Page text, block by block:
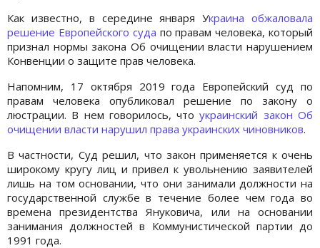
Как известно, в середине января Украина обжаловала
решение Европейского суда по правам человека, который
признал нормы закона Об очищении власти нарушением
Конвенции о защите прав человека.
Напомним, 17 октября 2019 года Европейский суд по
правам человека опубликовал решение по закону о
люстрации. В нем говорилось, чтоукраинский закон Об
очищении власти нарушил права украинских чиновников.
В частности, Суд решил, что закон применяется к очень
широкому кругу лиц и привел к увольнению заявителей
лишь на том основании, что они занимали должности на
государственной службе в течение более чем года во
времена президентства Януковича, или на основании
занимания должностей в Коммунистической партии до
1991 года.